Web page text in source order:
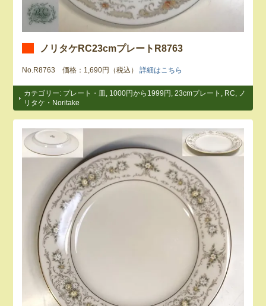
ノリタケRC23cmプレートR8763
No.R8763 価格：1,690円（税込）詳細はこちら
カテゴリー: プレート・皿 1000円から1999円 ,23cmプレート RC
ノ
リタケ・Noritake